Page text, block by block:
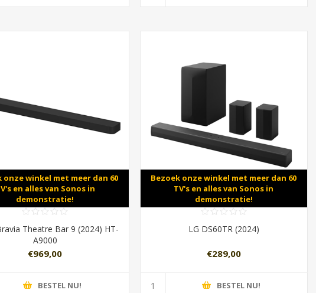
onze winkel met meer dan 60
en alles van Sonos in
demonstratie!
Theatre Bar 9 (2024) HT-
A9000
€969,00
BESTEL NU!
Bezoek onze winkel met meer dan 60
TV's en alles van Sonos in
demonstratie!
LG DS60TR (2024)
€289,00
BESTEL NU!